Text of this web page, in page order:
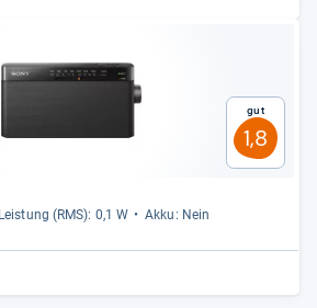
Gut
1,8
Leis­tung (RMS): 0,1 W
Akku: Nein